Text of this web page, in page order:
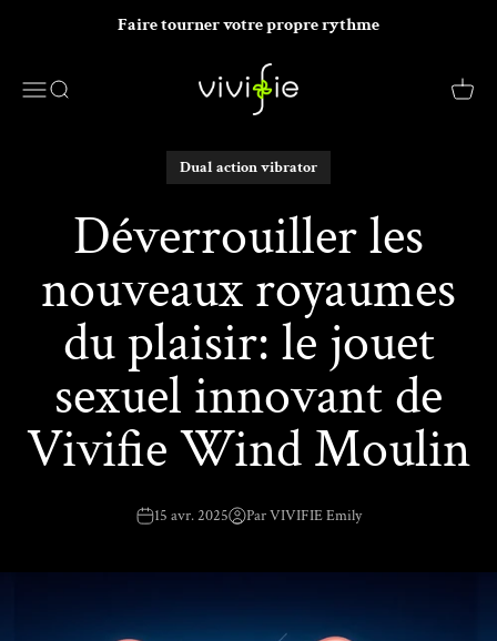
Faire tourner votre propre rythme
MenuRecherche
VIVIFIE Official
Panier
Dual action vibrator
Déverrouiller les
nouveaux royaumes
du plaisir: le jouet
sexuel innovant de
Vivifie Wind Moulin
15 avr. 2025 Par VIVIFIE Emily